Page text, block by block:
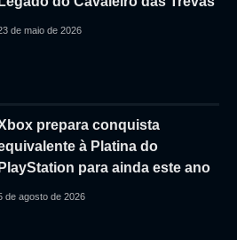
de maio de 2026
prepara conquista
à Platina do
PlayStation para ainda este ano
de agosto de 2026